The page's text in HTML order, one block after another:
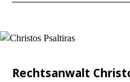
Rechtsanwalt